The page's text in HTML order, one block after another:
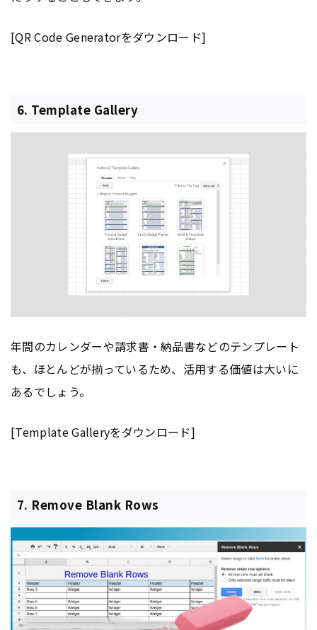
[QR Code Generatorをダウンロード]
6. Template Gallery
年間のカレンダーや請求書・納品書などのテンプレート
も、ほとんどが揃っているため、活用する価値は大いに
あるでしょう。
[Template Galleryをダウンロード]
7. Remove Blank Rows